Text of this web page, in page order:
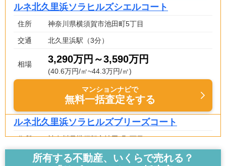
ルネ北久里浜ソラヒルズシエルコート
住所 神奈川県横須賀市池田町5丁目
交通 北久里浜駅（3分）
相場 3,290万円～3,590万円
(40.6万円/㎡~44.3万円/㎡)
マンションナビで
無料一括査定をする
ルネ北久里浜ソラヒルズブリーズコート
住所 神奈川県横須賀市池田町5丁目
北久里浜駅（3分）
所有する不動産、いくらで売れる？